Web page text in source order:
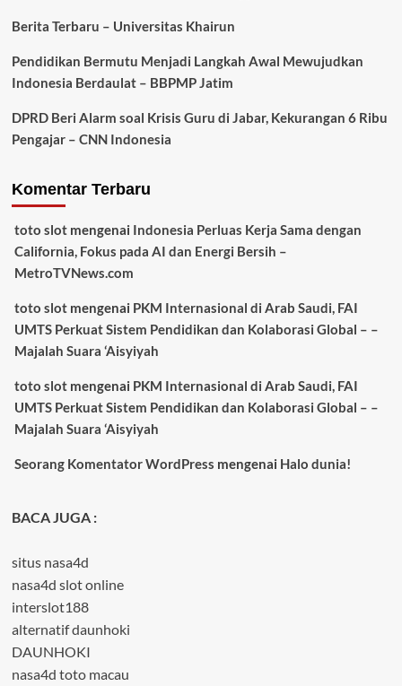
Berita Terbaru – Universitas Khairun
Pendidikan Bermutu Menjadi Langkah Awal Mewujudkan
Indonesia Berdaulat – BBPMP Jatim
DPRD Beri Alarm soal Krisis Guru di Jabar, Kekurangan 6 Ribu
Pengajar – CNN Indonesia
Komentar Terbaru
toto slotmengenai Indonesia Perluas Kerja Sama dengan
California, Fokus pada AI dan Energi Bersih –
MetroTVNews.com
toto slotmengenai PKM Internasional di Arab Saudi, FAI
UMTS Perkuat Sistem Pendidikan dan Kolaborasi Global – –
Majalah Suara ‘Aisyiyah
toto slotmengenai PKM Internasional di Arab Saudi, FAI
UMTS Perkuat Sistem Pendidikan dan Kolaborasi Global – –
Majalah Suara ‘Aisyiyah
Seorang Komentator WordPress mengenai Halo dunia!
BACA JUGA :
situs nasa4d
nasa4d slot online
interslot188
alternatif daunhoki
DAUNHOKI
nasa4d toto macau